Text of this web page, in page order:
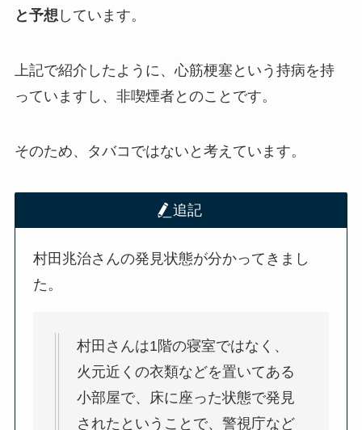
と予想 しています。
上記で紹介したように、心筋梗塞という持病を持
っていますし、非喫煙者とのことです。
そのため、タバコではないと考えています。
追記
村田兆治さんの発見状態が分かってきまし
た。
村田さんは1階の寝室ではなく、
火元近くの衣類などを置いてある
小部屋で、床に座った状態で発見
されたということで、警視庁など